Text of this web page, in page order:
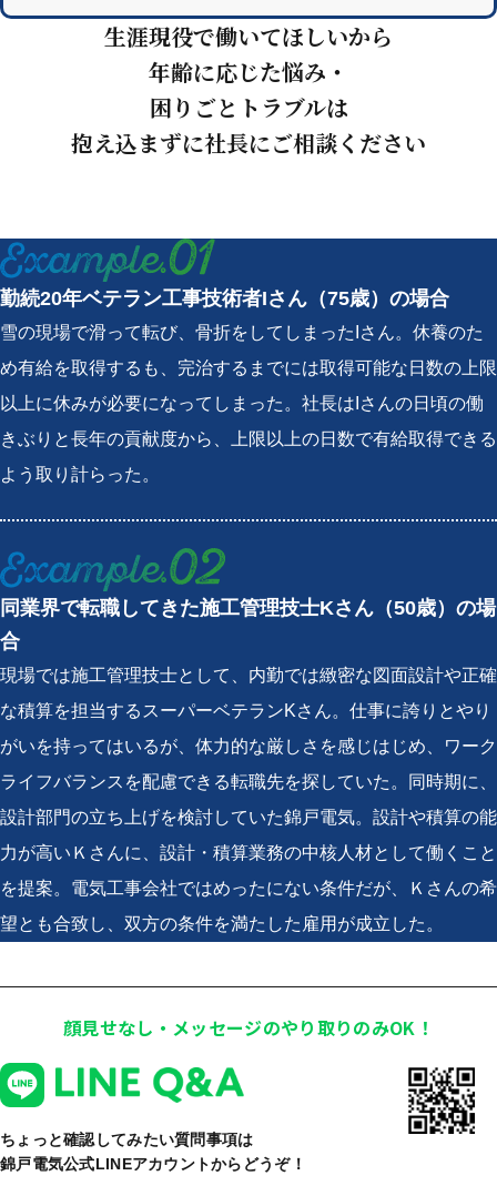
生涯現役で働いてほしいから
年齢に応じた悩み・
困りごとトラブルは
抱え込まずに社長にご相談ください
勤続20年ベテラン工事技術者Iさん（75歳）の場合
雪の現場で滑って転び、骨折をしてしまったIさん。休養のた
め有給を取得するも、完治するまでには取得可能な日数の上限
以上に休みが必要になってしまった。社長はIさんの日頃の働
きぶりと長年の貢献度から、上限以上の日数で有給取得できる
よう取り計らった。
同業界で転職してきた施工管理技士Kさん（50歳）の場
合
現場では施工管理技士として、内勤では緻密な図面設計や正確
な積算を担当するスーパーベテランKさん。仕事に誇りとやり
がいを持ってはいるが、体力的な厳しさを感じはじめ、ワーク
ライフバランスを配慮できる転職先を探していた。同時期に、
設計部門の立ち上げを検討していた錦戸電気。設計や積算の能
力が高いＫさんに、設計・積算業務の中核人材として働くこと
を提案。電気工事会社ではめったにない条件だが、Ｋさんの希
望とも合致し、双方の条件を満たした雇用が成立した。
顔見せなし・メッセージのやり取りのみOK！
ちょっと確認してみたい質問事項は
錦戸電気公式LINEアカウントからどうぞ！